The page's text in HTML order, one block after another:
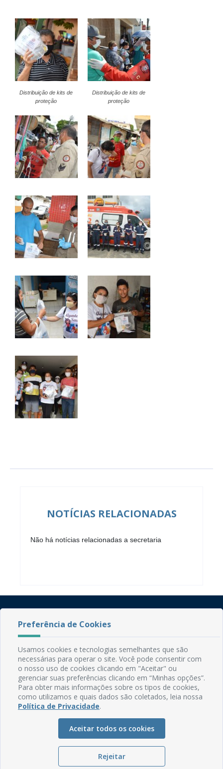
Distribuição de kits de
proteção
Distribuição de kits de
proteção
NOTÍCIAS RELACIONADAS
Não há notícias relacionadas a secretaria
Rua do Imperador, 78, Centro
CEP: 58.280-000 - Mamanguape/PB
Fone: (83) 3292-2246
Email: comunicacao@mamanguape.pb.gov.br
Expediente: Segunda à Sexta, das 08h às 13h
Mapa do Site
Perguntas frequentes
Manual de Navegação
Preferência de Cookies
Usamos cookies e tecnologias semelhantes que são
necessárias para operar o site. Você pode consentir com
o nosso uso de cookies clicando em "Aceitar" ou
gerenciar suas preferências clicando em “Minhas opções”.
Para obter mais informações sobre os tipos de cookies,
como utilizamos e quais dados são coletados, leia nossa
Política de Privacidade.
Aceitar todos os cookies
Rejeitar